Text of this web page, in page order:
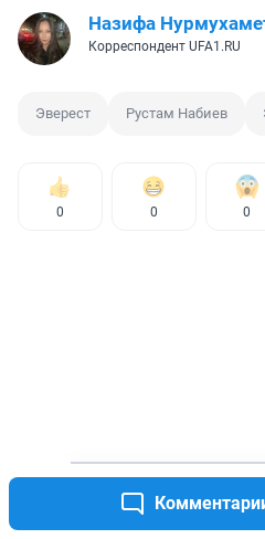
Назифа
Корреспондент UFA1.RU
Эверест Рустам Набиев
0 0 0